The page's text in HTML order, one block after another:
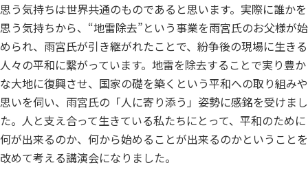
思う気持ちは世界共通のものであると思います。実際に誰かを
思う気持ちから、“地雷除去”という事業を雨宮氏のお父様が始
められ、雨宮氏が引き継がれたことで、紛争後の現場に生きる
人々の平和に繋がっています。地雷を除去することで実り豊か
な大地に復興させ、国家の礎を築くという平和への取り組みや
思いを伺い、雨宮氏の「人に寄り添う」姿勢に感銘を受けまし
た。人と支え合って生きている私たちにとって、平和のために
何が出来るのか、何から始めることが出来るのかということを
改めて考える講演会になりました。